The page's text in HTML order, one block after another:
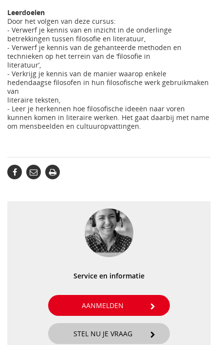
Leerdoelen
Door het volgen van deze cursus:
- Verwerf je kennis van en inzicht in de onderlinge
betrekkingen tussen filosofie en literatuur,
- Verwerf je kennis van de gehanteerde methoden en
technieken op het terrein van de ‘filosofie in
literatuur’,
- Verkrijg je kennis van de manier waarop enkele
hedendaagse filosofen in hun filosofische werk gebruikmaken
van
literaire teksten,
- Leer je herkennen hoe filosofische ideeën naar voren
kunnen komen in literaire werken. Het gaat daarbij met name
om mensbeelden en cultuuropvattingen.
Service en informatie
AANMELDEN
STEL NU JE VRAAG